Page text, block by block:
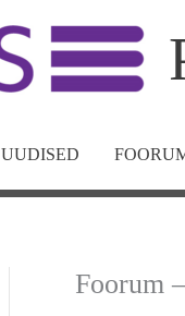
UUDISED
Foorum